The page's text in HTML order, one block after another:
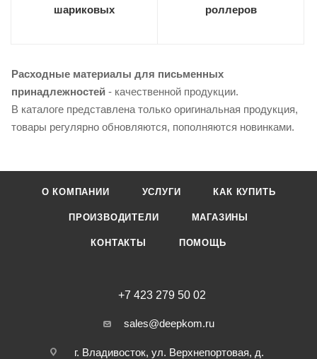
шариковых
роллеров
Расходные материалы для письменных
принадлежностей - качественной продукции.
В каталоге представлена только оригинальная продукция,
товары регулярно обновляются, пополняются новинками.
О КОМПАНИИ УСЛУГИ КАК КУПИТЬ
ПРОИЗВОДИТЕЛИ МАГАЗИНЫ
КОНТАКТЫ ПОМОЩЬ
+7 423 279 50 02
sales@deepkom.ru
г. Владивосток, ул. Верхнепортовая, д.